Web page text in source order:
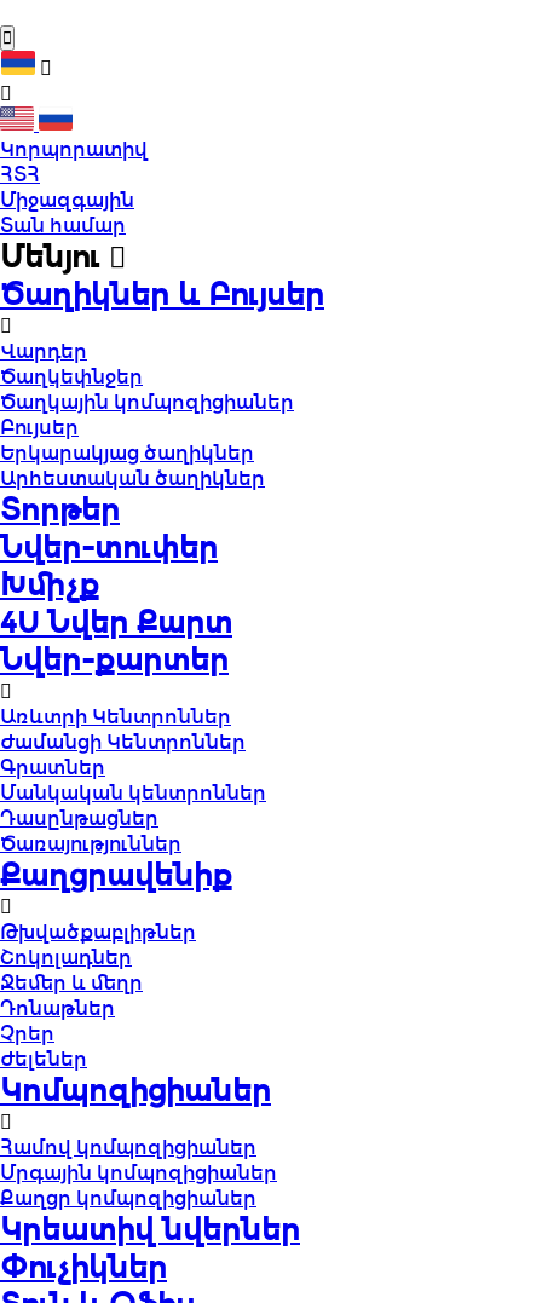
Կորպորատիվ
ՀՏՀ
Միջազգային
Տան համար
Մենյու
Ծաղիկներ և Բույսեր
Վարդեր
Ծաղկեփնջեր
Ծաղկային կոմպոզիցիաներ
Բույսեր
Երկարակյաց ծաղիկներ
Արհեստական ծաղիկներ
Տորթեր
Նվեր-տուփեր
Խմիչք
4U Նվեր Քարտ
Նվեր-քարտեր
Առևտրի Կենտրոններ
Ժամանցի Կենտրոններ
Գրատներ
Մանկական կենտրոններ
Դասընթացներ
Ծառայություններ
Քաղցրավենիք
Թխվածքաբլիթներ
Շոկոլադներ
Ջեմեր և մեղր
Դոնաթներ
Չրեր
Ժելեներ
Կոմպոզիցիաներ
Համով կոմպոզիցիաներ
Մրգային կոմպոզիցիաներ
Քաղցր կոմպոզիցիաներ
Կրեատիվ նվերներ
Փուչիկներ